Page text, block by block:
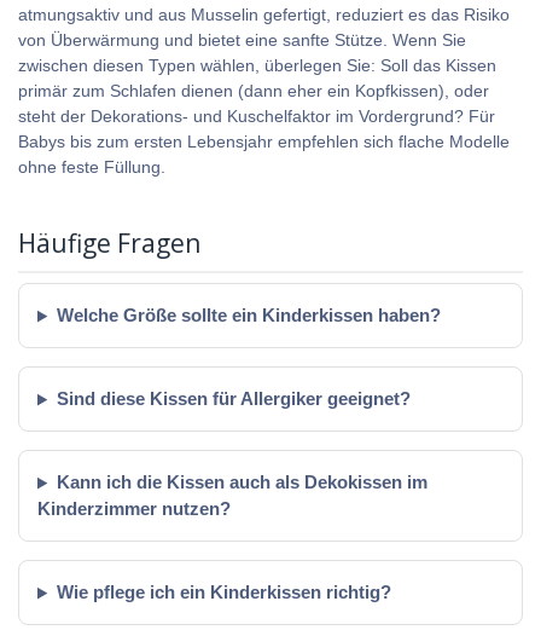
atmungsaktiv und aus Musselin gefertigt, reduziert es das Risiko
von Überwärmung und bietet eine sanfte Stütze. Wenn Sie
zwischen diesen Typen wählen, überlegen Sie: Soll das Kissen
primär zum Schlafen dienen (dann eher ein Kopfkissen), oder
steht der Dekorations- und Kuschelfaktor im Vordergrund? Für
Babys bis zum ersten Lebensjahr empfehlen sich flache Modelle
ohne feste Füllung.
Häufige Fragen
Welche Größe sollte ein Kinderkissen haben?
Sind diese Kissen für Allergiker geeignet?
Kann ich die Kissen auch als Dekokissen im
Kinderzimmer nutzen?
Wie pflege ich ein Kinderkissen richtig?